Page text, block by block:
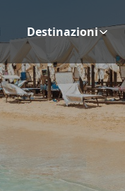
Destinazioni